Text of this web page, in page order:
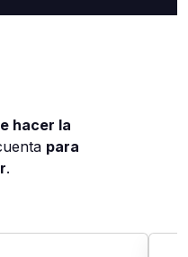
hacer la
para
.